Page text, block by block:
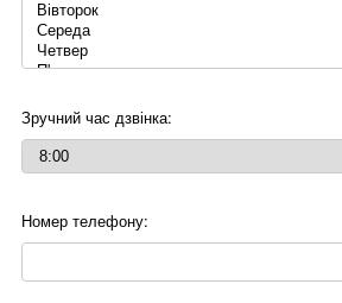
Зручний час дзвінка:
Номер телефону: